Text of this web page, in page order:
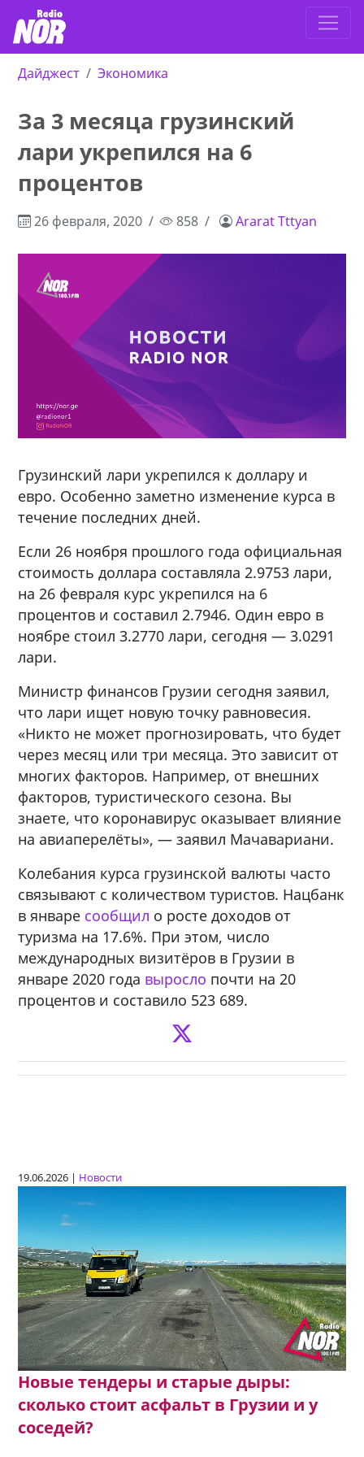
Дайджест Экономика
За 3 месяца грузинский
лари укрепился на 6
процентов
26 февраля, 2020 858 Ararat Tttyan
Грузинский лари укрепился к доллару и
евро. Особенно заметно изменение курса в
течение последних дней.
Если 26 ноября прошлого года официальная
стоимость доллара составляла 2.9753 лари,
на 26 февраля курс укрепился на 6
процентов и составил 2.7946. Один евро в
ноябре стоил 3.2770 лари, сегодня — 3.0291
лари.
Министр финансов Грузии сегодня заявил,
что лари ищет новую точку равновесия.
«Никто не может прогнозировать, что будет
через месяц или три месяца. Это зависит от
многих факторов. Например, от внешних
факторов, туристического сезона. Вы
знаете, что коронавирус оказывает влияние
на авиаперелёты», — заявил Мачавариани.
Колебания курса грузинской валюты часто
связывают с количеством туристов. Нацбанк
в январе сообщил о росте доходов от
туризма на 17.6%. При этом, число
международных визитёров в Грузии в
январе 2020 года выросло почти на 20
процентов и составило 523 689.
19.06.2026 | Новости
Новые тендеры и старые дыры:
сколько стоит асфальт в Грузии и у
соседей?